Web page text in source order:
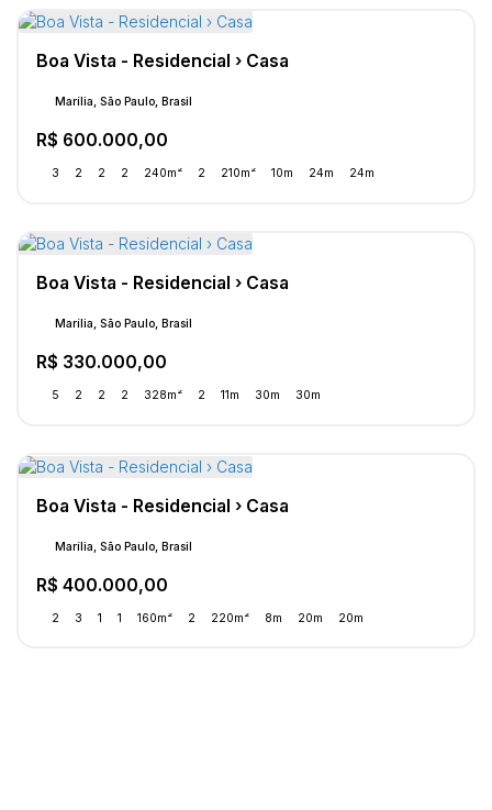
Boa Vista - Residencial › Casa
R$ 600.000,00
Marília, São Paulo, Brasil
3 2 2 2 240m² 2 210m² 10m 24m 24m
Boa Vista - Residencial › Casa
R$ 330.000,00
Marília, São Paulo, Brasil
5 2 2 2 328m² 2 11m 30m 30m
Boa Vista - Residencial › Casa
R$ 400.000,00
Marília, São Paulo, Brasil
2 3 1 1 160m² 2 220m² 8m 20m 20m